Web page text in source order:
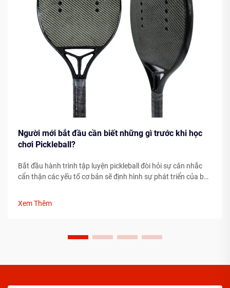
Người mới bắt đầu cần biết những gì trước khi học
chơi Pickleball?
Bắt đầu hành trình tập luyện pickleball đòi hỏi sự cân nhắc
cẩn thận các yếu tố cơ bản sẽ định hình sự phát triển của bạn
Xem Thêm